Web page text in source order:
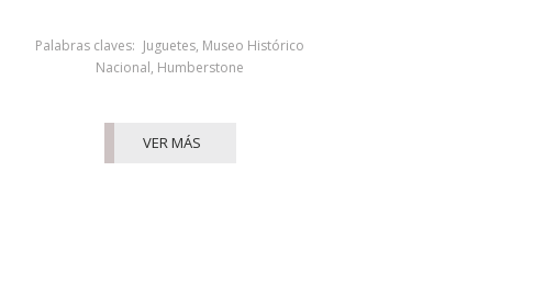
Palabras claves: Juguetes, Museo Histórico
Nacional, Humberstone
VER MÁS